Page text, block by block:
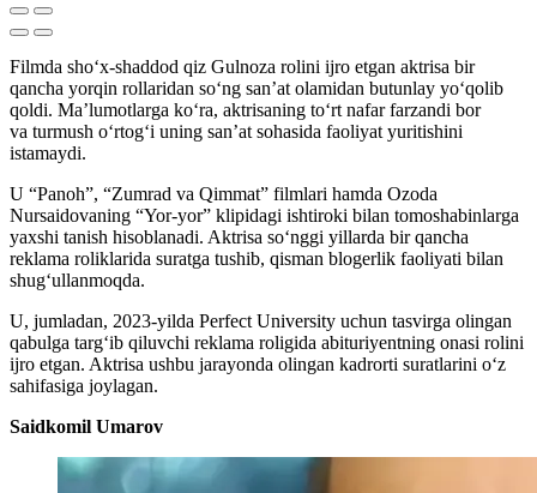
Filmda sho‘x-shaddod qiz Gulnoza rolini ijro etgan aktrisa bir
qancha yorqin rollaridan so‘ng san’at olamidan butunlay yo‘qolib
qoldi. Ma’lumotlarga ko‘ra, aktrisaning to‘rt nafar farzandi bor
va turmush o‘rtog‘i uning san’at sohasida faoliyat yuritishini
istamaydi.
U “Panoh”, “Zumrad va Qimmat” filmlari hamda Ozoda
Nursaidovaning “Yor-yor” klipidagi ishtiroki bilan tomoshabinlarga
yaxshi tanish hisoblanadi. Aktrisa so‘nggi yillarda bir qancha
reklama roliklarida suratga tushib, qisman blogerlik faoliyati bilan
shug‘ullanmoqda.
U, jumladan, 2023-yilda Perfect University uchun tasvirga olingan
qabulga targ‘ib qiluvchi reklama roligida abituriyentning onasi rolini
ijro etgan. Aktrisa ushbu jarayonda olingan kadrorti suratlarini o‘z
sahifasiga joylagan.
Saidkomil Umarov